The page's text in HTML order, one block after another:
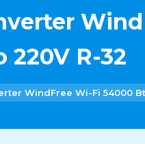
220V R-32
WindFree Wi-Fi 54000